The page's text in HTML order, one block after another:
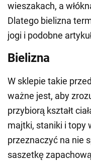
wieszakach, a
Dlatego bielizna
jogi i podobne
Bielizna
W sklepie takie
ważne jest, aby
przybiorą kształt
majtki, staniki i topy
przeznaczyć na nie
saszetkę